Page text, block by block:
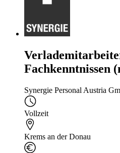
Fachkenntnissen
Synergie Personal Austria
Vollzeit
Krems an der Donau